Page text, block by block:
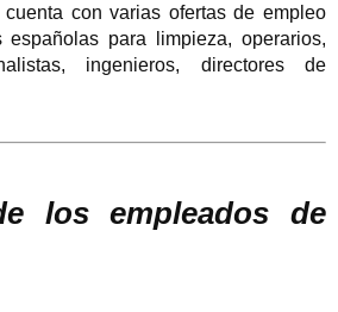
cuenta con varias ofertas de empleo
para limpieza, operarios,
ingenieros, directores de
los empleados de